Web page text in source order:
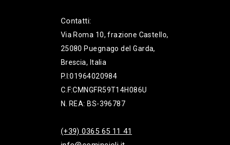
Contatti:
Via Roma 10, frazione Castello,
25080 Puegnago del Garda,
Brescia, Italia
P.I:01964020984
C.F:CMNGFR59T14H086U
N. REA: BS-396787
(+39) 0365 65 11 41